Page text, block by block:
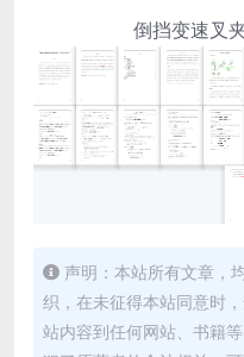
倒挡变速叉
声明：本站所有文章，
织，在未征得本站同意时
站内容到任何网站、书籍